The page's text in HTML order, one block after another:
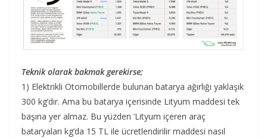
Teknik olarak bakmak gerekirse;
1) Elektrikli Otomobillerde bulunan batarya ağırlığı yaklaşık
300 kg’dır. Ama bu batarya içerisinde Lityum maddesi tek
başına yer almaz. Bu yüzden ‘Lityum içeren araç
bataryaları kg’da 15 TL ile ücretlendirilir maddesi nasıl